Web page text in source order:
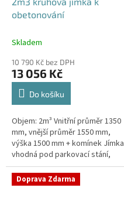
obetonování
Skladem
10 790 Kč bez DPH
13 056 Kč
Do košíku
Objem: 2m³ Vnitřní průměr 1350
mm, vnější průměr 1550 mm,
výška 1500 mm + komínek Jímka
vhodná pod parkovací stání,
komunikace i terasy Průměr
přítoku specifikujte v...
Doprava Zdarma